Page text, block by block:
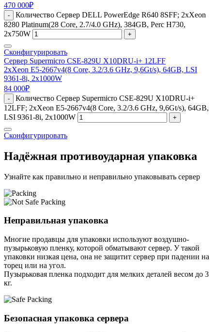
470 000₽
-
Количество Сервер DELL PowerEdge R640 8SFF; 2xXeon
8280 Platinum(28 Core, 2.7/4.0 GHz), 384GB, Perc H730,
2x750W
+
Сконфигурировать
Сервер Supermicro CSE-829U X10DRU-i+ 12LFF
2xXeon E5-2667v4(8 Core, 3.2/3.6 GHz, 9,6Gt/s), 64GB, LSI
9361-8i, 2x1000W
84 000₽
-
Количество Сервер Supermicro CSE-829U X10DRU-i+
12LFF; 2xXeon E5-2667v4(8 Core, 3.2/3.6 GHz, 9,6Gt/s), 64GB,
LSI 9361-8i, 2x1000W
+
Сконфигурировать
Надёжная противоударная упаковка
Узнайте как правильно и неправильно упаковывать сервер
Неправильная упаковка
Многие продавцы для упаковки используют воздушно-
пузырьковую пленку, которой обматывают сервер. У такой
упаковки низкая цена, она не защитит сервер при падении на
торец или на угол.
Пузырьковая пленка подходит для мелких деталей весом до 3
кг.
Безопасная упаковка сервера